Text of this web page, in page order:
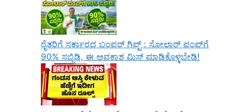
ರೈತರಿಗೆ ಸರ್ಕಾರದ ಬಂಪರ್ ಗಿಫ್ಟ್ : ಸೋಲಾರ್ ಪಂಪ್‌ಗೆ
90% ಸಬ್ಸಿಡಿ, ಈ ಅವಕಾಶ ಮಿಸ್ ಮಾಡಿಕೊಳ್ಳಬೇಡಿ!